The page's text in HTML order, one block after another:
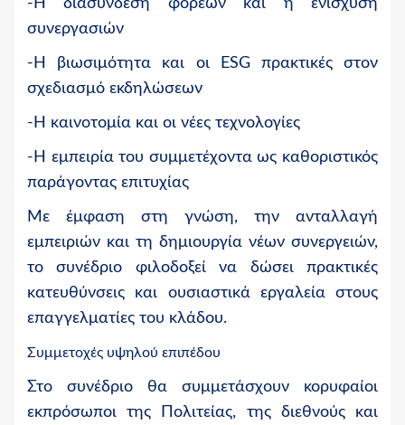
-Η διασύνδεση φορέων και η ενίσχυση
συνεργασιών
-Η βιωσιμότητα και οι ESG πρακτικές στον
σχεδιασμό εκδηλώσεων
-Η καινοτομία και οι νέες τεχνολογίες
-Η εμπειρία του συμμετέχοντα ως καθοριστικός
παράγοντας επιτυχίας
Με έμφαση στη γνώση, την ανταλλαγή
εμπειριών και τη δημιουργία νέων συνεργειών,
το συνέδριο φιλοδοξεί να δώσει πρακτικές
κατευθύνσεις και ουσιαστικά εργαλεία στους
επαγγελματίες του κλάδου.
Συμμετοχές υψηλού επιπέδου
Στο συνέδριο θα συμμετάσχουν κορυφαίοι
εκπρόσωποι της Πολιτείας, της διεθνούς και